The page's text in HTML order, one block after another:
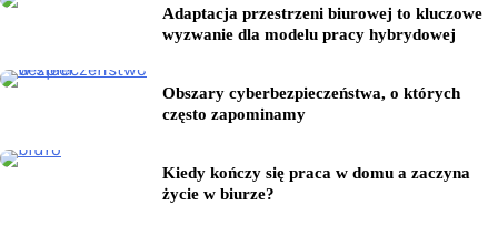
Adaptacja przestrzeni biurowej to kluczowe
wyzwanie dla modelu pracy hybrydowej
Obszary cyberbezpieczeństwa, o których
często zapominamy
Kiedy kończy się praca w domu a zaczyna
życie w biurze?